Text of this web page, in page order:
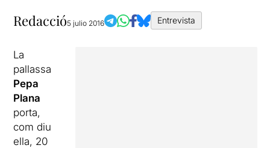
Redacció5 julio 2016 Entrevista
La
pallassa
Pepa
Plana
porta,
com diu
ella, 20